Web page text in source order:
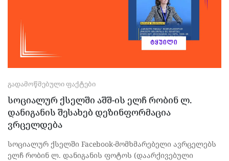
ᲒᲐᲓᲐᲛᲝᲬᲛᲔᲑᲣᲚᲘ ᲤᲐᲥᲢᲔᲑᲘ
სოციალურ ქსელში აშშ-ის ელჩ რობინ ლ.
დანიგანის შესახებ დეზინფორმაცია
ვრცელდება
სოციალურ ქსელში Facebook-მომხმარებელი ავრცელებს
ელჩ რობინ ლ. დანიგანის ფოტოს (დაარქივებული